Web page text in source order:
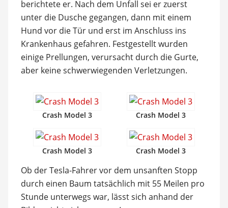
berichtete er. Nach dem Unfall sei er zuerst
unter die Dusche gegangen, dann mit einem
Hund vor die Tür und erst im Anschluss ins
Krankenhaus gefahren. Festgestellt wurden
einige Prellungen, verursacht durch die Gurte,
aber keine schwerwiegenden Verletzungen.
Crash Model 3 Crash Model 3
Crash Model 3 Crash Model 3
Ob der Tesla-Fahrer vor dem unsanften Stopp
durch einen Baum tatsächlich mit 55 Meilen pro
Stunde unterwegs war, lässt sich anhand der